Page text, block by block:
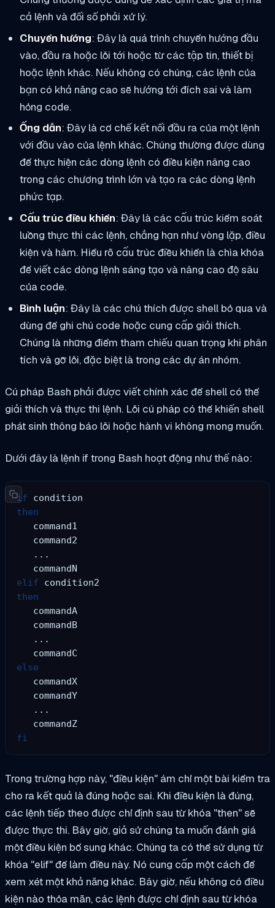
cả lệnh và đối số phải xử lý.
Chuyển hướng: Đây là quá trình chuyển hướng đầu
vào, đầu ra hoặc lỗi tới hoặc từ các tập tin, thiết bị
hoặc lệnh khác. Nếu không có chúng, các lệnh của
bạn có khả năng cao sẽ hướng tới đích sai và làm
hỏng code.
Ống dẫn: Đây là cơ chế kết nối đầu ra của một lệnh
với đầu vào của lệnh khác. Chúng thường được dùng
để thực hiện các dòng lệnh có điều kiện nâng cao
trong các chương trình lớn và tạo ra các dòng lệnh
phức tạp.
Cấu trúc điều khiển: Đây là các cấu trúc kiểm soát
luồng thực thi các lệnh, chẳng hạn như vòng lặp, điều
kiện và hàm. Hiểu rõ cấu trúc điều khiển là chìa khóa
để viết các dòng lệnh sáng tạo và nâng cao độ sâu
của code.
Bình luận: Đây là các chú thích được shell bỏ qua và
dùng để ghi chú code hoặc cung cấp giải thích.
Chúng là những điểm tham chiếu quan trọng khi phân
tích và gỡ lỗi, đặc biệt là trong các dự án nhóm.
Cú pháp Bash phải được viết chính xác để shell có thể
giải thích và thực thi lệnh. Lỗi cú pháp có thể khiến shell
phát sinh thông báo lỗi hoặc hành vi không mong muốn.
Dưới đây là lệnh if trong Bash hoạt động như thế nào:
if
then
command1
command2
...
elif
then
commandA
commandB
...
else
commandX
commandY
...
fi
Trong trường hợp này, "điều kiện" ám chỉ một bài kiểm tra
cho ra kết quả là đúng hoặc sai. Khi điều kiện là đúng,
các lệnh tiếp theo được chỉ định sau từ khóa "then" sẽ
được thực thi. Bây giờ, giả sử chúng ta muốn đánh giá
một điều kiện bổ sung khác. Chúng ta có thể sử dụng từ
khóa "elif" để làm điều này. Nó cung cấp một cách để
xem xét một khả năng khác. Bây giờ, nếu không có điều
kiện nào thỏa mãn, các lệnh được chỉ định sau từ khóa